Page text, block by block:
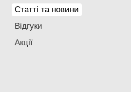
Статті та новини
Відгуки
Акції